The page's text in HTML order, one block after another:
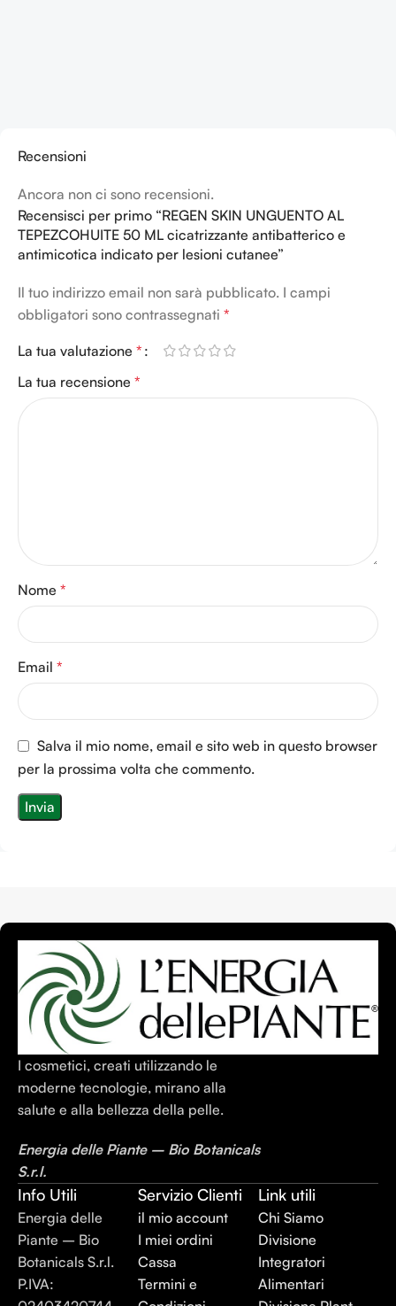
Recensioni
Ancora non ci sono recensioni.
Recensisci per primo “REGEN SKIN UNGUENTO AL
TEPEZCOHUITE 50 ML cicatrizzante antibatterico e
antimicotica indicato per lesioni cutanee”
Il tuo indirizzo email non sarà pubblicato. I campi
obbligatori sono contrassegnati *
La tua valutazione *
La tua recensione *
Nome *
Email *
Salva il mio nome, email e sito web in questo browser
per la prossima volta che commento.
I cosmetici, creati utilizzando le
moderne tecnologie, mirano alla
salute e alla bellezza della pelle.
Energia delle Piante – Bio Botanicals
S.r.l.
Info Utili
Energia delle
Piante – Bio
Botanicals S.r.l.
P.IVA:
Servizio Clienti
il mio account
I miei ordini
Cassa
Termini e
Link utili
Chi Siamo
Divisione
Integratori
Alimentari